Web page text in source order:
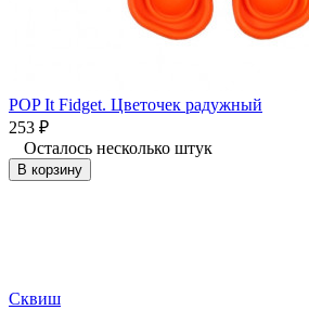
POP It Fidget. Цветочек радужный
253 ₽
Осталось несколько штук
В корзину
Сквиш